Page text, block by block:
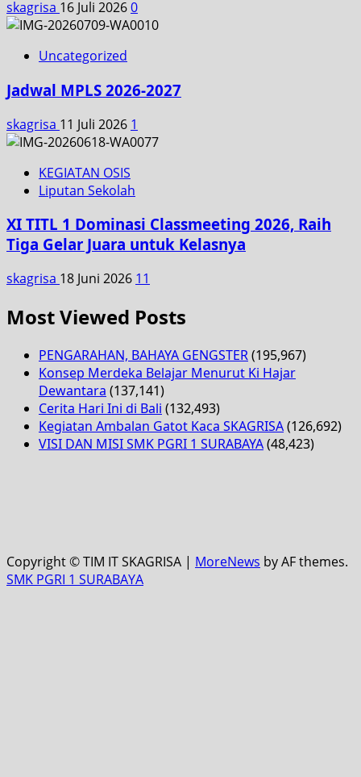
skagrisa 16 Juli 20260
Uncategorized
Jadwal MPLS 2026-2027
skagrisa 11 Juli 2026 1
KEGIATAN OSIS
Liputan Sekolah
XI TITL 1 Dominasi Classmeeting 2026, Raih
Tiga Gelar Juara untuk Kelasnya
skagrisa 18 Juni 2026 11
Most Viewed Posts
PENGARAHAN, BAHAYA GENGSTER(195,967)
Konsep Merdeka Belajar Menurut Ki Hajar
Dewantara (137,141)
Cerita Hari Ini di Bali (132,493)
Kegiatan Ambalan Gatot Kaca SKAGRISA(126,692)
VISI DAN MISI SMK PGRI 1 SURABAYA(48,423)
Copyright © TIM IT SKAGRISA | MoreNews by AF themes.
SMK PGRI 1 SURABAYA